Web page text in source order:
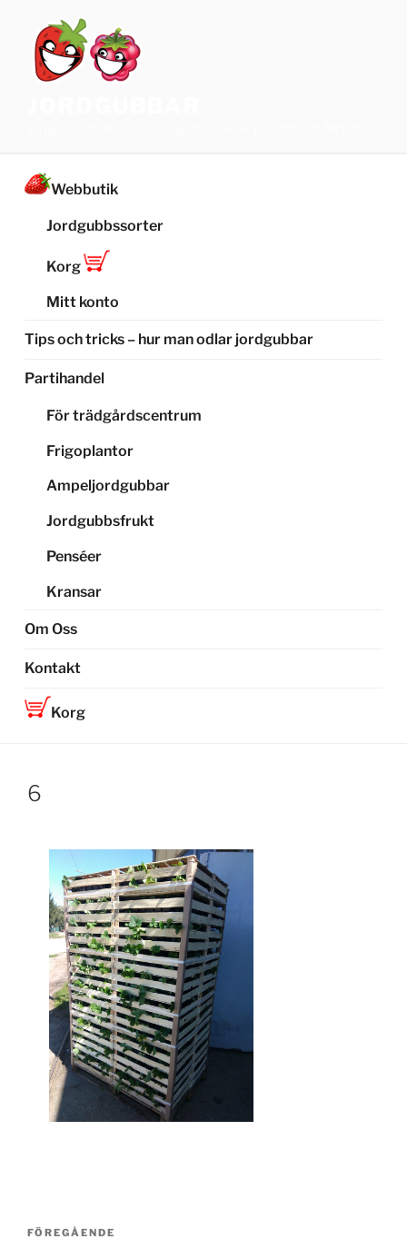
innehåll
Webbutik
Jordgubbssorter
Korg
Mitt konto
Tips och tricks – hur man odlar jordgubbar
Partihandel
För trädgårdscentrum
Frigoplantor
Ampeljordgubbar
Jordgubbsfrukt
Penséer
Kransar
Om Oss
Kontakt
Korg
6
Inläggsnavigering
Föregående
FÖREGÅENDE